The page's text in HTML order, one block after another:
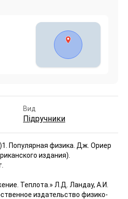
Вид
Підручники
1. Популярная физика. Дж. Ориер
издания).
Теплота.» Л.Д. Ландау, А.И.
издательство физико-